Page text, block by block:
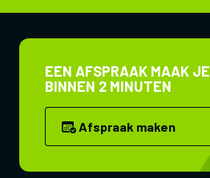
EEN AFSPRAAK MAAK JE
BINNEN 2 MINUTEN
Afspraak maken